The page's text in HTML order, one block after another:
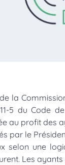
la
5 du Code
au profit des
par le
selon une
Les